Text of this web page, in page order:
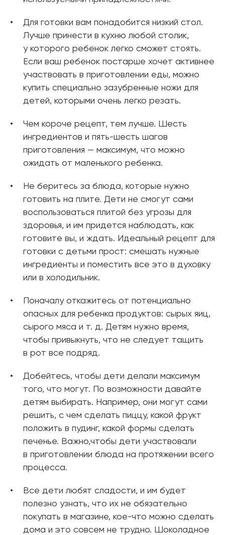
Для готовки вам понадобится низкий стол.
Лучше принести в кухню любой столик,
у которого ребенок легко сможет стоять.
Если ваш ребенок постарше хочет активнее
участвовать в приготовлении еды, можно
купить специально зазубренные ножи для
детей, которыми очень легко резать.
Чем короче рецепт, тем лучше. Шесть
ингредиентов и пять-шесть шагов
приготовления — максимум, что можно
ожидать от маленького ребенка.
Не беритесь за блюда, которые нужно
готовить на плите. Дети не смогут сами
воспользоваться плитой без угрозы для
здоровья, и им придется наблюдать, как
готовите вы, и ждать. Идеальный рецепт для
готовки с детьми прост: смешать нужные
ингредиенты и поместить все это в духовку
или в холодильник.
Поначалу откажитесь от потенциально
опасных для ребенка продуктов: сырых яиц,
сырого мяса и т. д. Детям нужно время,
чтобы привыкнуть, что не следует тащить
в рот все подряд.
Добейтесь, чтобы дети делали максимум
того, что могут. По возможности давайте
детям выбирать. Например, они могут сами
решить, с чем сделать пиццу, какой фрукт
положить в пудинг, какой формы сделать
печенье. Важно,чтобы дети участвовали
в приготовлении блюда на протяжении всего
процесса.
Все дети любят сладости, и им будет
полезно узнать, что их не обязательно
покупать в магазине, кое-что можно сделать
дома и это совсем не трудно. Шоколадное